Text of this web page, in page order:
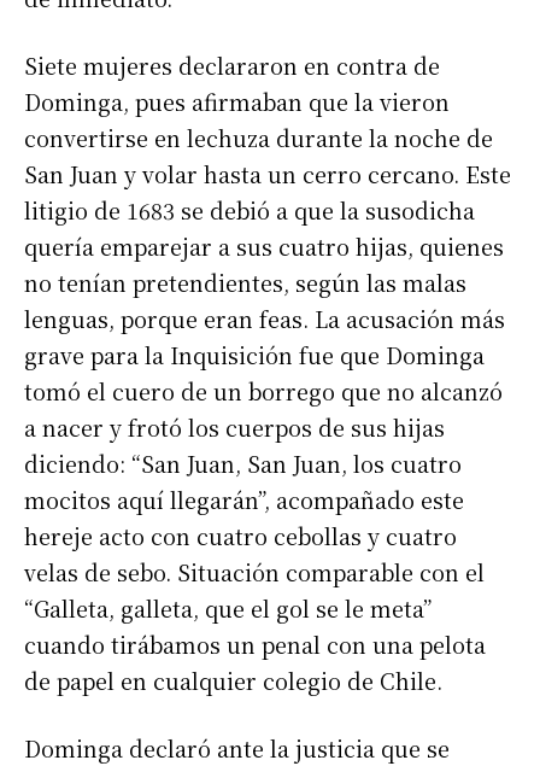
Siete mujeres declararon en contra de
Dominga, pues afirmaban que la vieron
convertirse en lechuza durante la noche de
San Juan y volar hasta un cerro cercano. Este
litigio de 1683 se debió a que la susodicha
quería emparejar a sus cuatro hijas, quienes
no tenían pretendientes, según las malas
lenguas, porque eran feas. La acusación más
grave para la Inquisición fue que Dominga
tomó el cuero de un borrego que no alcanzó
a nacer y frotó los cuerpos de sus hijas
diciendo: “San Juan, San Juan, los cuatro
mocitos aquí llegarán”, acompañado este
hereje acto con cuatro cebollas y cuatro
velas de sebo. Situación comparable con el
“Galleta, galleta, que el gol se le meta”
cuando tirábamos un penal con una pelota
de papel en cualquier colegio de Chile.
Dominga declaró ante la justicia que se